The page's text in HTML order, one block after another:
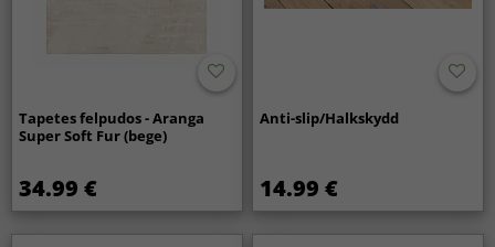
Tapetes felpudos - Aranga
Super Soft Fur (bege)
34.99 €
Anti-slip/Halkskydd
14.99 €